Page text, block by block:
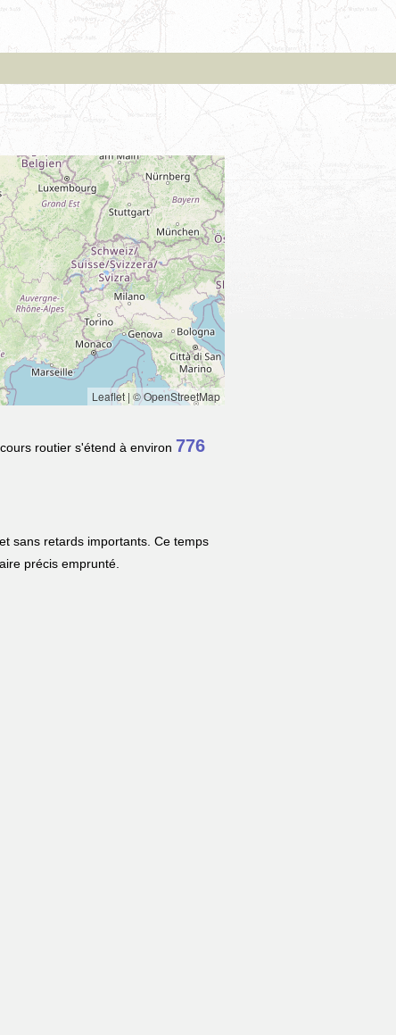
Leaflet | © OpenStreetMap
routier s'étend à environ 776
sans retards importants. Ce temps
précis emprunté.